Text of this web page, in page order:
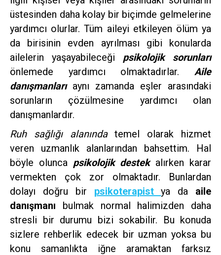
üstesinden daha kolay bir biçimde gelmelerine
yardımcı olurlar. Tüm aileyi etkileyen ölüm ya
da birisinin evden ayrılması gibi konularda
ailelerin yaşayabileceği psikolojik sorunları
önlemede yardımcı olmaktadırlar. Aile
danışmanlarıaynı zamanda eşler arasındaki
sorunların çözülmesine yardımcı olan
danışmanlardır.
Ruh sağlığı alanındatemel olarak hizmet
veren uzmanlık alanlarından bahsettim. Hal
böyle olunca psikolojik destekalırken karar
vermekten çok zor olmaktadır. Bunlardan
dolayı doğru bir psikoterapistya da aile
danışmanı bulmak normal halimizden daha
stresli bir durumu bizi sokabilir. Bu konuda
sizlere rehberlik edecek bir uzman yoksa bu
konu samanlıkta iğne aramaktan farksız